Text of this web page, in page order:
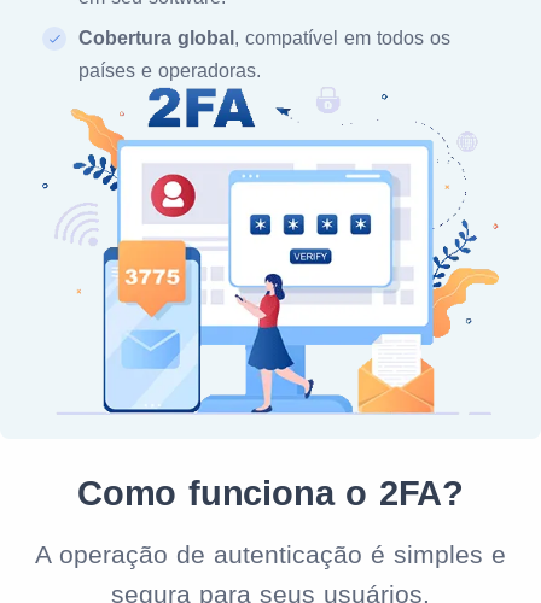
Cobertura global , compatível em todos os
países e operadoras.
Como funciona o 2FA?
A operação de autenticação é simples e
segura para seus usuários.